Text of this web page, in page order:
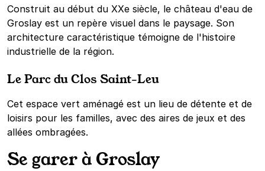
Construit au début du XXe siècle, le château d'eau de
Groslay est un repère visuel dans le paysage. Son
architecture caractéristique témoigne de l'histoire
industrielle de la région.
Le Parc du Clos Saint-Leu
Cet espace vert aménagé est un lieu de détente et de
loisirs pour les familles, avec des aires de jeux et des
allées ombragées.
Se garer à Groslay